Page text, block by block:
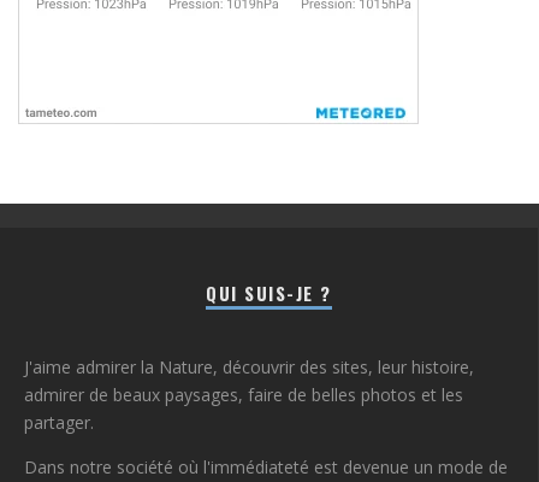
QUI SUIS-JE ?
J'aime admirer la Nature, découvrir des sites, leur histoire,
admirer de beaux paysages, faire de belles photos et les
partager.
Dans notre société où l'immédiateté est devenue un mode de